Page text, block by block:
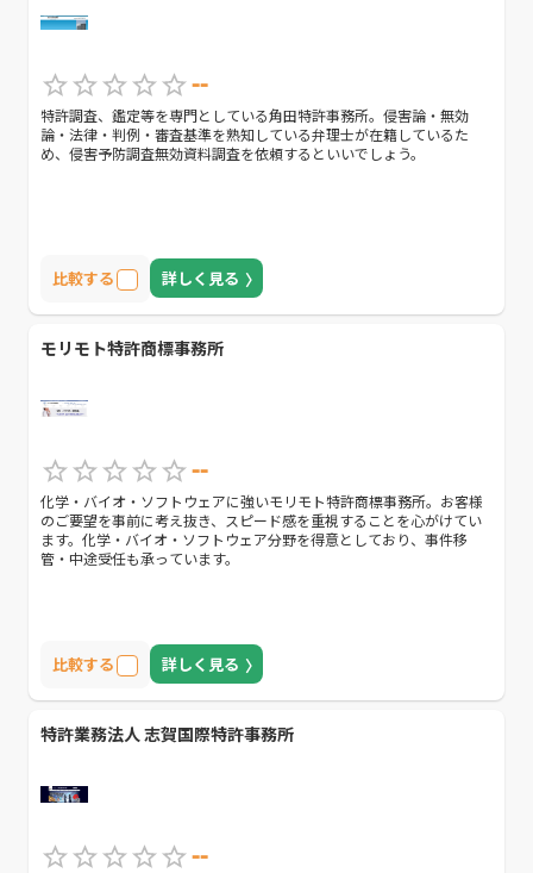
--
特許調査、鑑定等を専門としている角田特許事務所。侵害論・無効
論・法律・判例・審査基準を熟知している弁理士が在籍しているた
め、侵害予防調査無効資料調査を依頼するといいでしょう。
比較する 詳しく見る
モリモト特許商標事務所
--
化学・バイオ・ソフトウェアに強いモリモト特許商標事務所。お客様
のご要望を事前に考え抜き、スピード感を重視することを心がけてい
ます。化学・バイオ・ソフトウェア分野を得意としており、事件移
管・中途受任も承っています。
比較する 詳しく見る
特許業務法人 志賀国際特許事務所
--